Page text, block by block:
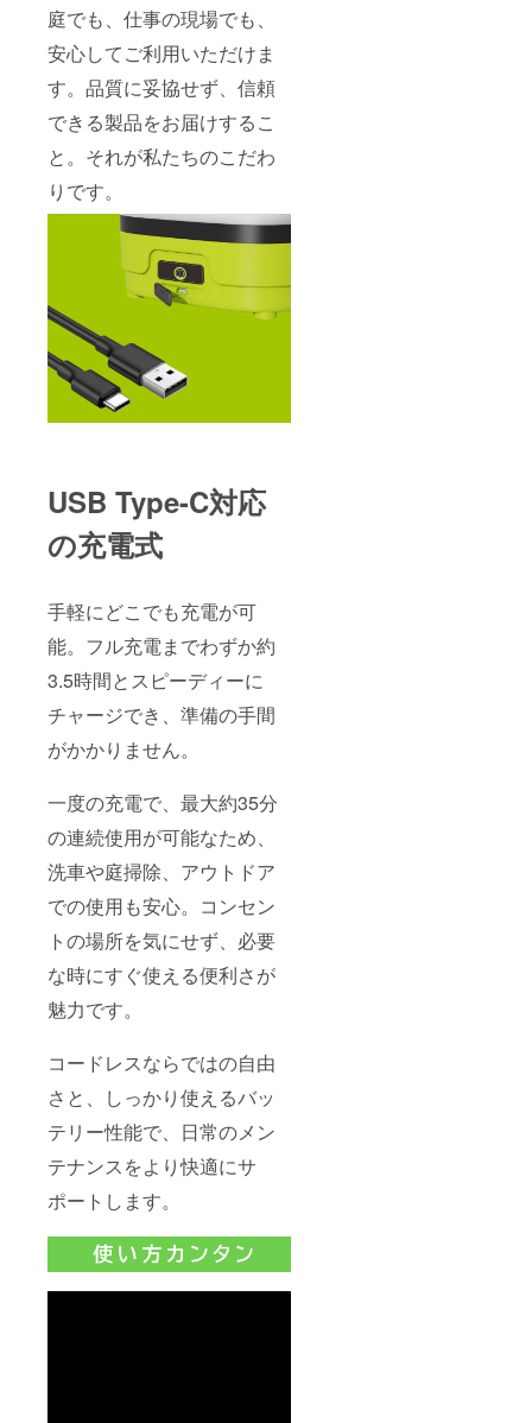
庭でも、仕事の現場でも、
安心してご利用いただけま
す。品質に妥協せず、信頼
できる製品をお届けするこ
と。それが私たちのこだわ
りです。
USB Type-C対応
の充電式
手軽にどこでも充電が可
能。フル充電までわずか約
3.5時間とスピーディーに
チャージでき、準備の手間
がかかりません。
一度の充電で、最大約35分
の連続使用が可能なため、
洗車や庭掃除、アウトドア
での使用も安心。コンセン
トの場所を気にせず、必要
な時にすぐ使える便利さが
魅力です。
コードレスならではの自由
さと、しっかり使えるバッ
テリー性能で、日常のメン
テナンスをより快適にサ
ポートします。